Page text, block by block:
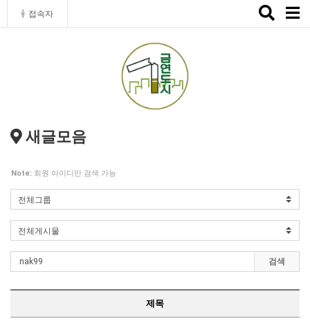
접속자
Toggle
새글모음
Note: 회원 아이디만 검색 가능
검색
제목